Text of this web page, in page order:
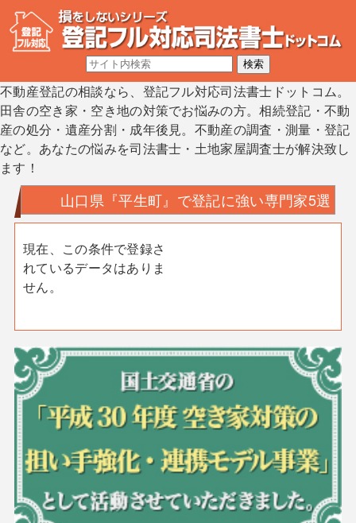
不動産登記の相談なら、登記フル対応司法書士ドットコム。
田舎の空き家・空き地の対策でお悩みの方。相続登記・不動
産の処分・遺産分割・成年後見。不動産の調査・測量・登記
など。あなたの悩みを司法書士・土地家屋調査士が解決致し
ます！
山口県『平生町』で登記に強い専門家5選
現在、この条件で登録さ
れているデータはありま
せん。